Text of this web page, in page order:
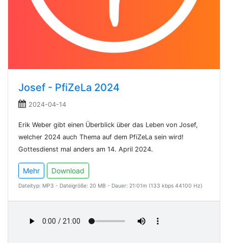
Josef - PfiZeLa 2024
2024-04-14
Erik Weber gibt einen Überblick über das Leben von Josef,
welcher 2024 auch Thema auf dem PfiZeLa sein wird!
Gottesdienst mal anders am 14. April 2024.
Mehr Download
Dateityp: MP3 - Dateigröße: 20 MB - Dauer: 21:01m (133 kbps 44100 Hz)